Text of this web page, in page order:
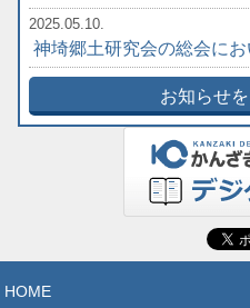
2025.05.10.
神埼郷土研究会の総会に
お知らせ
HOME